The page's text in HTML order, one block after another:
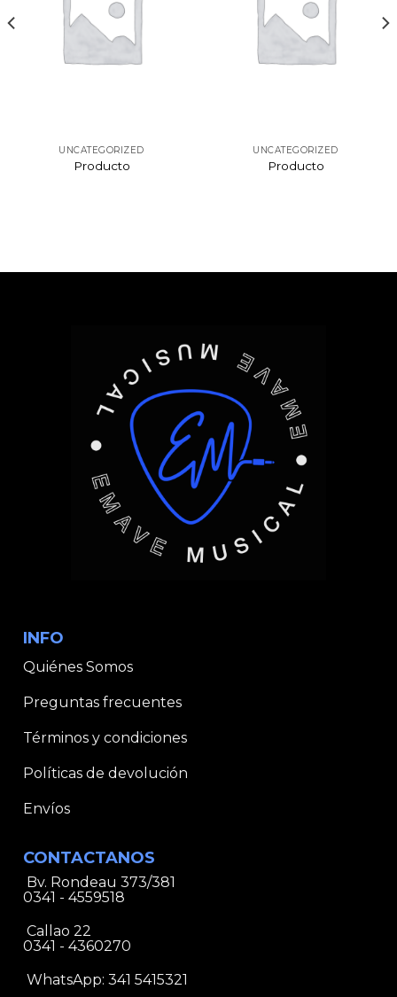
UNCATEGORIZED
Producto
UNCATEGORIZED
Producto
INFO
Quiénes Somos
Preguntas frecuentes
Términos y condiciones
Políticas de devolución
Envíos
CONTACTANOS
Bv. Rondeau 373/381
0341 - 4559518
Callao 22
0341 - 4360270
WhatsApp: 341 5415321